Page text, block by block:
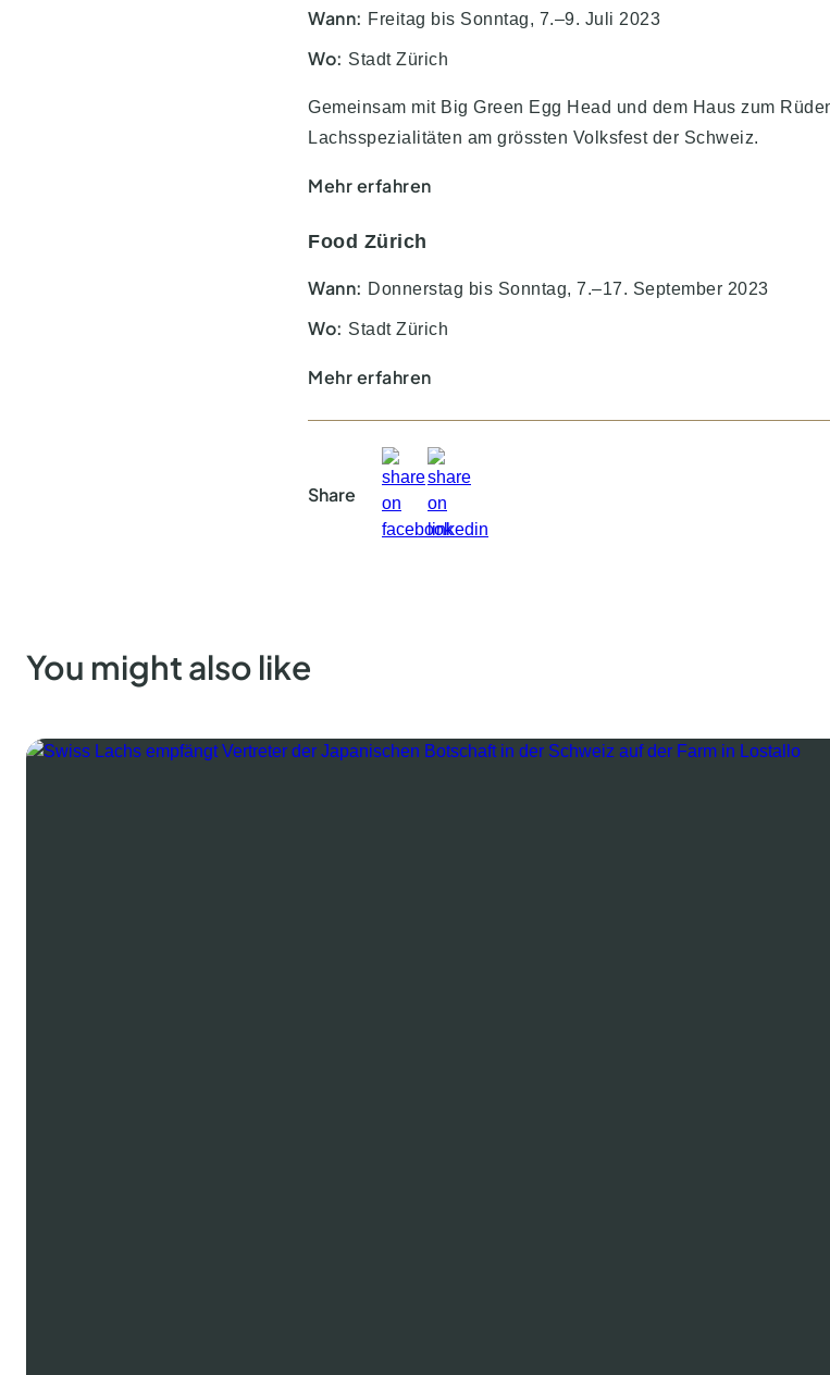
Wann: Freitag bis Sonntag, 7.–9. Juli 2023
Wo: Stadt Zürich
Gemeinsam mit Big Green Egg Head und dem Haus zum
Lachsspezialitäten am grössten Volksfest der Schweiz.
Mehr erfahren
Food Zürich
Wann: Donnerstag bis Sonntag, 7.–17. September 2023
Wo: Stadt Zürich
Mehr erfahren
Share
You might also like